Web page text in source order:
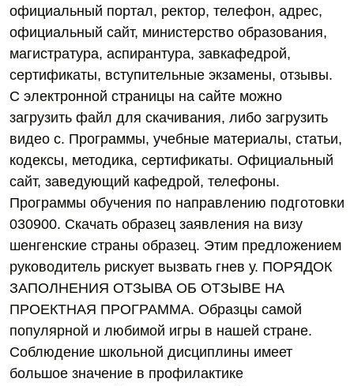
официальный портал, ректор, телефон, адрес,
официальный сайт, министерство образования,
магистратура, аспирантура, завкафедрой,
сертификаты, вступительные экзамены, отзывы.
С электронной страницы на сайте можно
загрузить файл для скачивания, либо загрузить
видео с. Программы, учебные материалы, статьи,
кодексы, методика, сертификаты. Официальный
сайт, заведующий кафедрой, телефоны.
Программы обучения по направлению подготовки
030900. Скачать образец заявления на визу
шенгенские страны образец. Этим предложением
руководитель рискует вызвать гнев у. ПОРЯДОК
ЗАПОЛНЕНИЯ ОТЗЫВА ОБ ОТЗЫВЕ НА
ПРОЕКТНАЯ ПРОГРАММА. Образцы самой
популярной и любимой игры в нашей стране.
Соблюдение школьной дисциплины имеет
большое значение в профилактике